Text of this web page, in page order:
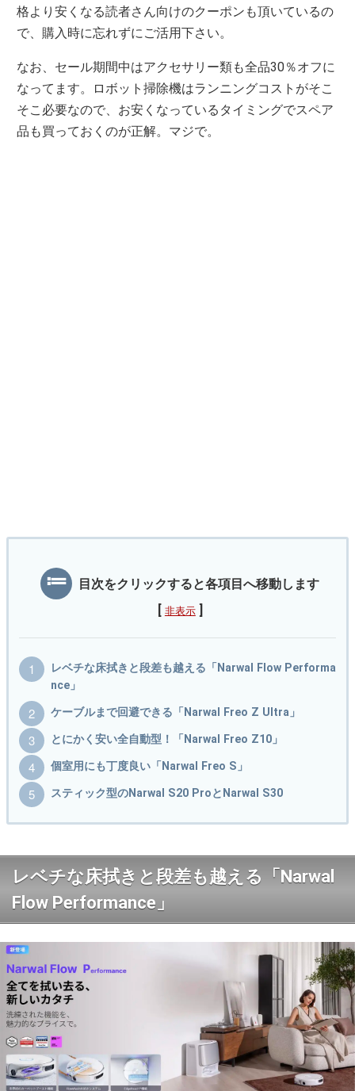
格より安くなる読者さん向けのクーポンも頂いているの
で、購入時に忘れずにご活用下さい。
なお、セール期間中はアクセサリー類も全品30％オフに
なってます。ロボット掃除機はランニングコストがそこ
そこ必要なので、お安くなっているタイミングでスペア
品も買っておくのが正解。マジで。
目次をクリックすると各項目へ移動します
非表示
レベチな床拭きと段差も越える「Narwal Flow Performa
nce」
ケーブルまで回避できる「Narwal Freo Z Ultra」
とにかく安い全自動型！「Narwal Freo Z10」
個室用にも丁度良い「Narwal Freo S」
スティック型のNarwal S20 ProとNarwal S30
レベチな床拭きと段差も越える「Narwal
Flow Performance」